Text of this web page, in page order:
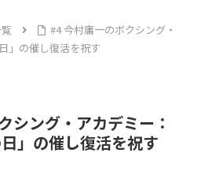
#4 今村庸一のボクシング・
」の催し復活を祝す
シング・アカデミー：
日」の催し復活を祝す